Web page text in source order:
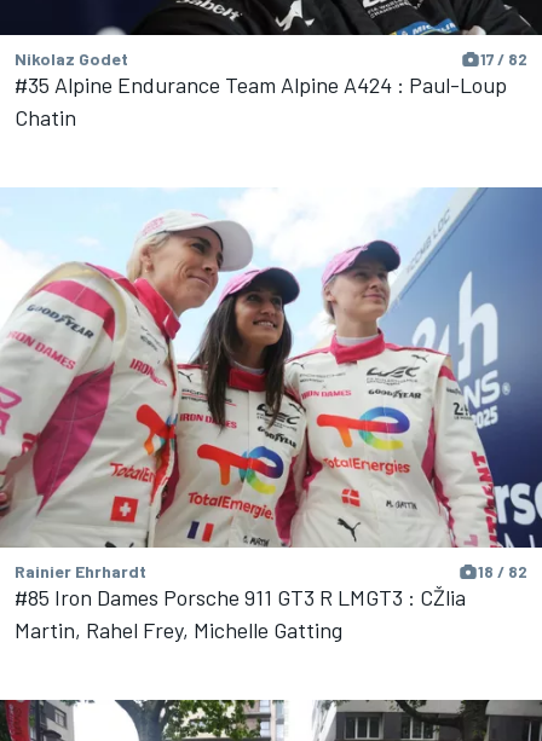
Nikolaz Godet 17 / 82
#35 Alpine Endurance Team Alpine A424 : Paul-Loup
Chatin
Rainier Ehrhardt 18 / 82
#85 Iron Dames Porsche 911 GT3 R LMGT3 : CŽlia
Martin, Rahel Frey, Michelle Gatting